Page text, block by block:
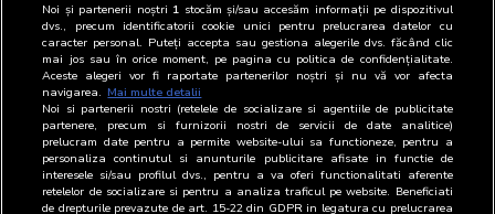
Persoane de contact în relația cu
BRAT
Reprezentanți Nume Functie Email Telefon
BRAT
Valeria
Iliescu
Imputernicit
021-
318.80.00
Noi și partenerii noștri 1 stocăm și/sau accesăm informații pe dispozitivul
dvs., precum identificatorii cookie unici pentru prelucrarea datelor cu
caracter personal. Puteți accepta sau gestiona alegerile dvs. făcând clic
mai jos sau în orice moment, pe pagina cu politica de confidențialitate.
Aceste alegeri vor fi raportate partenerilor noștri și nu vă vor afecta
navigarea. Mai multe detalii
Noi si partenerii nostri (retelele de socializare si agentiile de publicitate
partenere, precum si furnizorii nostri de servicii de date analitice)
prelucram date pentru a permite website-ului sa functioneze, pentru a
personaliza continutul si anunturile publicitare afisate in functie de
interesele si/sau profilul dvs., pentru a va oferi functionalitati aferente
retelelor de socializare si pentru a analiza traficul pe website. Beneficiati
de drepturile prevazute de art. 15-22 din GDPR in legatura cu prelucrarea